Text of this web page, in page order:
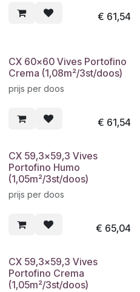
€ 61,54
CX 60x60 Vives Portofino
Crema (1,08m²/3st/doos)
prijs per doos
€ 61,54
CX 59,3x59,3 Vives
Portofino Humo
(1,05m²/3st/doos)
prijs per doos
€ 65,04
CX 59,3x59,3 Vives
Portofino Crema
(1,05m²/3st/doos)